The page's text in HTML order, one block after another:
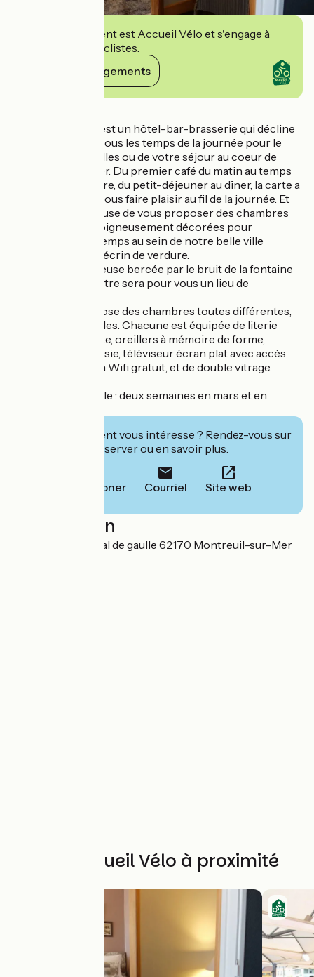
Cet établissement est Accueil Vélo et s'engage à
accueillir des cyclistes.
Voir ses engagements
Aux Temps d'Em est un hôtel-bar-brasserie qui décline
savoureusement tous les temps de la journée pour le
plaisir de vos papilles ou de votre séjour au coeur de
Montreuil-sur-Mer. Du premier café du matin au temps
de prendre un verre, du petit-déjeuner au dîner, la carte a
été conçue pour vous faire plaisir au fil de la journée. Et
l'équipe est heureuse de vous proposer des chambres
confortables et soigneusement décorées pour
prolonger votre temps au sein de notre belle ville
fortifiée dans son écrin de verdure.
La terrasse lumineuse bercée par le bruit de la fontaine
de la place du théâtre sera pour vous un lieu de
L’hôtel vous propose des chambres toutes différentes,
cosy et confortables. Chacune est équipée de literie
neuve avec couette, oreillers à mémoire de forme,
plateau de courtoisie, téléviseur écran plat avec accès
Canal+, connexion Wifi gratuit, et de double vitrage.
Fermeture annuelle : deux semaines en mars et en
Cet établissement vous intéresse ? Rendez-vous sur
leur site pour réserver ou en savoir plus.
Téléphoner Courriel Site web
Localisation
32 place du général de gaulle 62170 Montreuil-sur-Mer
Autres Accueil Vélo à proximité